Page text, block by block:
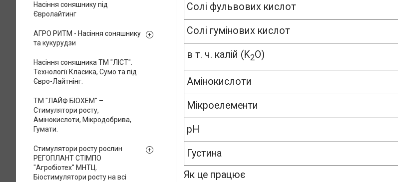
Солі фульвових кислот
Солі гумінових кислот
в т. ч. калій (K2O)
Амінокислоти
Мікроелементи
pH
Густина
Як це працює
Насіння соняшнику під
Євролайтинг
АГРО РИТМ - Насіння соняшнику
та кукурудзи
Насіння соняшника ТМ "ЛІСТ".
Технології Класика, Сумо та під
Євро-Лайтнінг.
ТМ "ЛАЙФ БІОХЕМ" –
Стимулятори росту,
Амінокислоти, Мікродобрива,
Гумати.
Стимулятори росту рослин
РЕГОПЛАНТ СТІМПО
"Агробіотех" МНТЦ.
Біостимулятори росту на всі